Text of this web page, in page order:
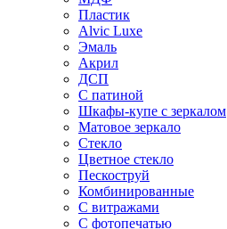
Пластик
Alvic Luxe
Эмаль
Акрил
ДСП
С патиной
Шкафы-купе с зеркалом
Матовое зеркало
Стекло
Цветное стекло
Пескоструй
Комбинированные
С витражами
С фотопечатью